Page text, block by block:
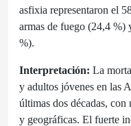
asfixia representaron el
armas de fuego (24,4
%).
Interpretación: La
y adultos jóvenes en las
últimas dos décadas, con
y geográficas. El fuerte